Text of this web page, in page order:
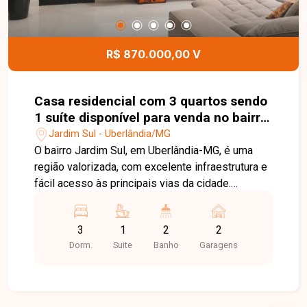
apartamento moderno, bem localizado e com
condomínio completo em uma das regiões que
mais crescem em Uberlândia. Entre em contato e
agende sua visita!
R$ 870.000,00 V
Casa residencial com 3 quartos sendo
1 suíte disponível para venda no bairro
Jardim Sul em Uberlândia-MG
Jardim Sul - Uberlândia/MG
O bairro Jardim Sul, em Uberlândia-MG, é uma
região valorizada, com excelente infraestrutura e
fácil acesso às principais vias da cidade.
restaurantes e diversos serviços, oferece
praticidade, conforto e qualidade de vida para
toda a família. Casa com aproximadamente
3
Dorm.
1
Suite
2
Banho
2
Garagens